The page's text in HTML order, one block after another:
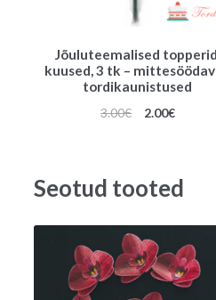
Jõuluteemalised
kuused, 3 tk –
tordikaunistused
3.00€
Algne
2.00€
Seotud tooted